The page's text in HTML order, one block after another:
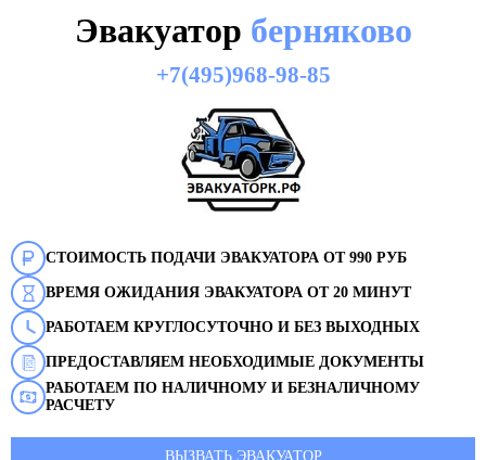
Эвакуатор берняково
+7(495)968-98-85
СТОИМОСТЬ ПОДАЧИ ЭВАКУАТОРА ОТ 990 РУБ
ВРЕМЯ ОЖИДАНИЯ ЭВАКУАТОРА ОТ 20 МИНУТ
РАБОТАЕМ КРУГЛОСУТОЧНО И БЕЗ ВЫХОДНЫХ
ПРЕДОСТАВЛЯЕМ НЕОБХОДИМЫЕ ДОКУМЕНТЫ
РАБОТАЕМ ПО НАЛИЧНОМУ И БЕЗНАЛИЧНОМУ
РАСЧЕТУ
ВЫЗВАТЬ ЭВАКУАТОР